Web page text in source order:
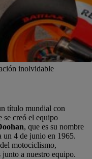
inolvidable
título mundial con
se creó el equipo
, que es su nombre
un 4 de junio en 1965.
motociclismo,
a nuestro equipo.